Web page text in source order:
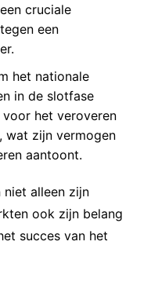
cruciale
een
het nationale
in de slotfase
het veroveren
wat zijn vermogen
aantoont.
alleen zijn
ook zijn belang
succes van het